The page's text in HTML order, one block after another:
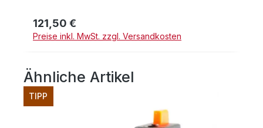
Regulärer Preis:
121,50 €
Preise inkl. MwSt. zzgl. Versandkosten
Produktgalerie überspringen
Ähnliche Artikel
TIPP